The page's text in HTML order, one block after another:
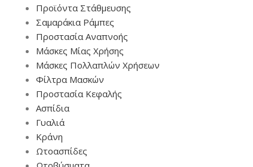
Προϊόντα Στάθμευσης
Σαμαράκια Ράμπες
Προστασία Αναπνοής
Μάσκες Μίας Χρήσης
Μάσκες Πολλαπλών Χρήσεων
Φίλτρα Μασκών
Προστασία Κεφαλής
Ασπίδια
Γυαλιά
Κράνη
Ωτοασπίδες